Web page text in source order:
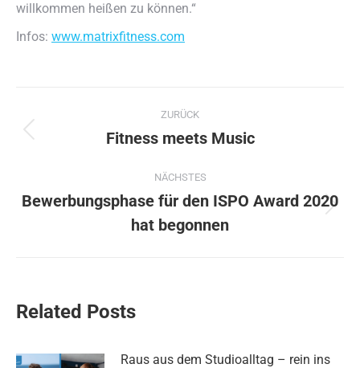
willkommen heißen zu können.“
Infos: www.matrixfitness.com
Kommentarnavigation
ZURÜCK
Vorheriger
Fitness meets Music
NÄCHSTES
Beitrag:
Bewerbungsphase für den ISPO Award 2020
hat begonnen
Related Posts
Raus aus dem Studioalltag – rein ins